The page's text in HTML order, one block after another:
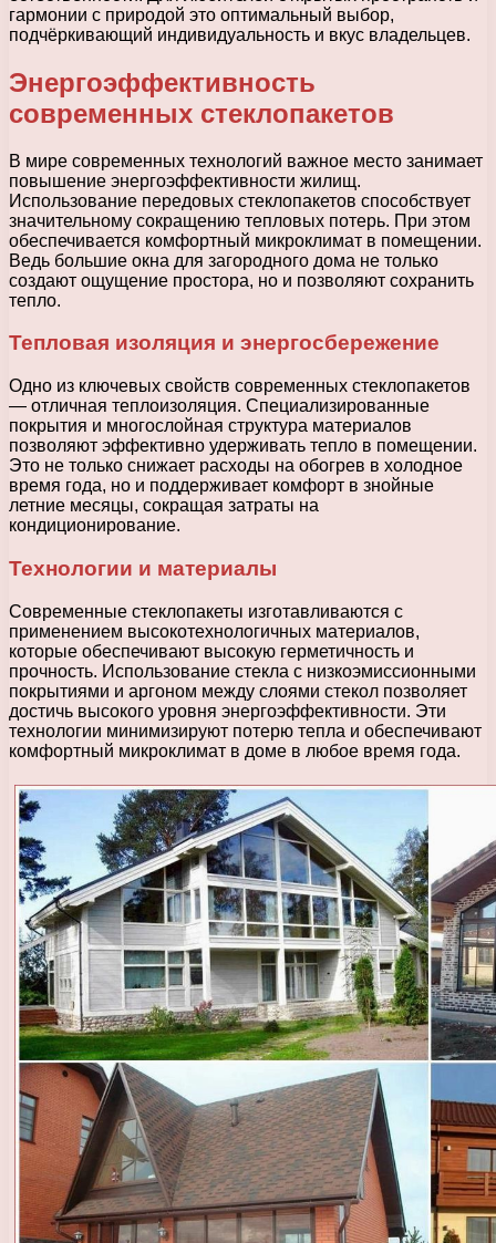
гармонии с природой это оптимальный выбор,
подчёркивающий индивидуальность и вкус владельцев.
Энергоэффективность
современных стеклопакетов
В мире современных технологий важное место занимает
повышение энергоэффективности жилищ.
Использование передовых стеклопакетов способствует
значительному сокращению тепловых потерь. При этом
обеспечивается комфортный микроклимат в помещении.
Ведь большие окна для загородного дома не только
создают ощущение простора, но и позволяют сохранить
тепло.
Тепловая изоляция и энергосбережение
Одно из ключевых свойств современных стеклопакетов
— отличная теплоизоляция. Специализированные
покрытия и многослойная структура материалов
позволяют эффективно удерживать тепло в помещении.
Это не только снижает расходы на обогрев в холодное
время года, но и поддерживает комфорт в знойные
летние месяцы, сокращая затраты на
кондиционирование.
Технологии и материалы
Современные стеклопакеты изготавливаются с
применением высокотехнологичных материалов,
которые обеспечивают высокую герметичность и
прочность. Использование стекла с низкоэмиссионными
покрытиями и аргоном между слоями стекол позволяет
достичь высокого уровня энергоэффективности. Эти
технологии минимизируют потерю тепла и обеспечивают
комфортный микроклимат в доме в любое время года.